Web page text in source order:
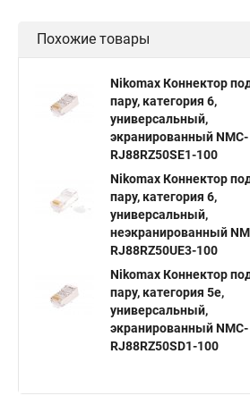
Похожие товары
Nikomax Коннектор
пару, категория 6,
универсальный,
экранированный NMC-
RJ88RZ50SE1-100
Nikomax Коннектор
пару, категория 6,
универсальный,
неэкранированный
RJ88RZ50UE3-100
Nikomax Коннектор
пару, категория 5е,
универсальный,
экранированный NMC-
RJ88RZ50SD1-100